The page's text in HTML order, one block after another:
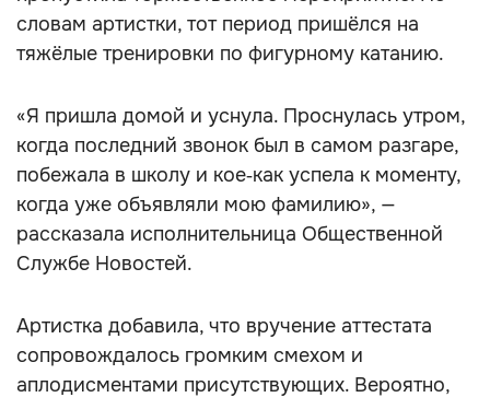
словам артистки, тот период пришёлся на
тяжёлые тренировки по фигурному катанию.
«Я пришла домой и уснула. Проснулась утром,
когда последний звонок был в самом разгаре,
побежала в школу и кое‑как успела к моменту,
когда уже объявляли мою фамилию», —
рассказала исполнительница Общественной
Службе Новостей.
Артистка добавила, что вручение аттестата
сопровождалось громким смехом и
аплодисментами присутствующих. Вероятно,